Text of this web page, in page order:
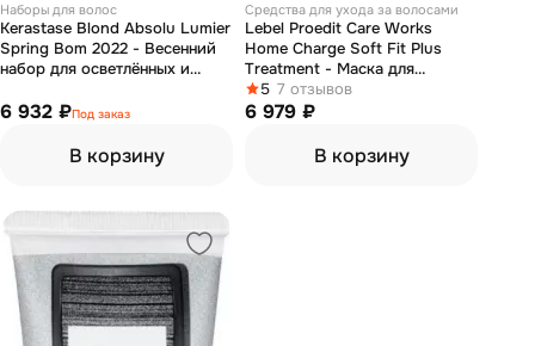
Наборы для волос
Kerastase Blond Absolu Lumier
Spring Bom 2022 - Весенний
набор для осветлённых и
(шампунь-ванна 250мл, маска
6 932 ₽Под заказ
В корзину
Средства для ухода за волосами
Lebel Proedit Care Works
Home Charge Soft Fit Plus
Treatment - Маска для
жестких, непослушных/очень
поврежденных волос 1000 мл
5 7 отзывов
6 979 ₽
В корзину